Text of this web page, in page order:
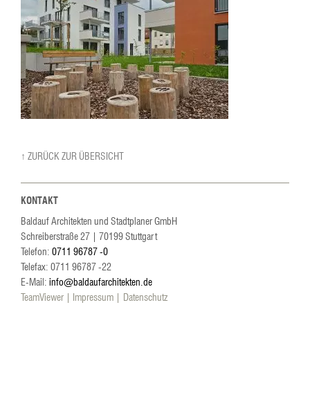
↑ ZURÜCK ZUR ÜBERSICHT
KONTAKT
Baldauf Architekten und Stadtplaner GmbH
Schreiberstraße 27| 70199Stuttgart
Telefon: 0711 96787 -0
Telefax: 0711 96787 -22
E-Mail: info@baldaufarchitekten.de
TeamViewer
Impressum Datenschutz